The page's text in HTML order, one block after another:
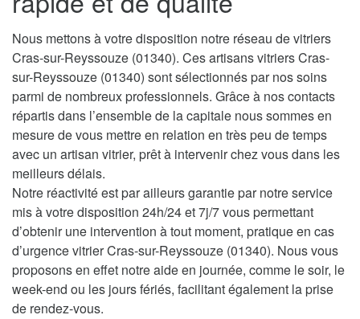
Nous mettons à votre disposition notre réseau de vitriers
Cras-sur-Reyssouze (01340). Ces artisans vitriers Cras-
sur-Reyssouze (01340) sont sélectionnés par nos soins
parmi de nombreux professionnels. Grâce à nos contacts
répartis dans l’ensemble de la capitale nous sommes en
mesure de vous mettre en relation en très peu de temps
avec un artisan vitrier, prêt à intervenir chez vous dans les
meilleurs délais.
Notre réactivité est par ailleurs garantie par notre service
mis à votre disposition 24h/24 et 7j/7 vous permettant
d’obtenir une intervention à tout moment, pratique en cas
d’urgence vitrier Cras-sur-Reyssouze (01340). Nous vous
proposons en effet notre aide en journée, comme le soir, le
week-end ou les jours fériés, facilitant également la prise
de rendez-vous.